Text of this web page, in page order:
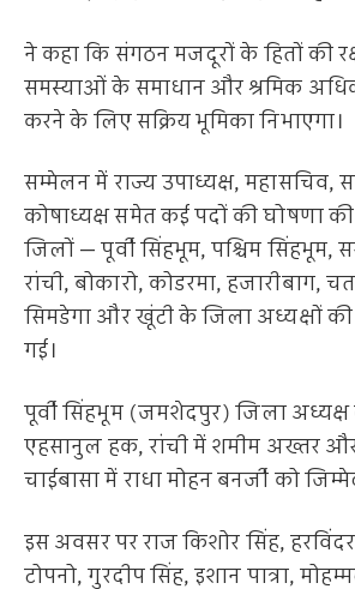
ने कहा कि संगठन मजदूरों के हितों की
समस्याओं के समाधान और श्रमिक
करने के लिए सक्रिय भूमिका निभाएगा।
सम्मेलन में राज्य उपाध्यक्ष, महासचिव,
कोषाध्यक्ष समेत कई पदों की घोषणा की
जिलों — पूर्वी सिंहभूम, पश्चिम सिंहभूम,
रांची, बोकारो, कोडरमा, हजारीबाग,
सिमडेगा और खूंटी के जिला अध्यक्षों की
गई।
पूर्वी सिंहभूम (जमशेदपुर) जिला
एहसानुल हक, रांची में शमीम अख्तर और
चाईबासा में राधा मोहन बनर्जी को
इस अवसर पर राज किशोर सिंह,
टोपनो, गुरदीप सिंह, इशान पात्रा,